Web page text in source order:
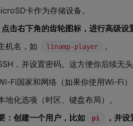
卡作为存储设备。
击右下角的齿轮图标，进行高级设
机名，如
linamp-player
。
，并设置密码。这方便你后续无
Fi国家和网络（如果你使用Wi-Fi
地化选项（时区、键盘布局）。
：创建一个用户，比如
pi ，并